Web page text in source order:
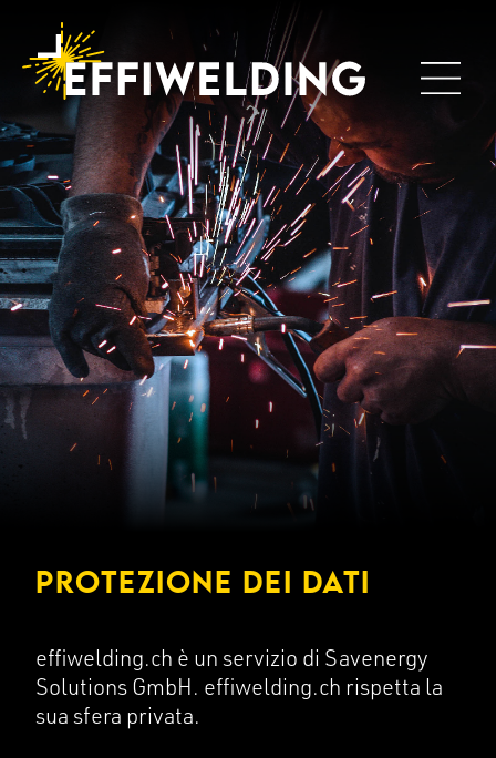
PROTEZIONE DEI DATI
effiwelding.ch è un servizio di Savenergy
Solutions GmbH. effiwelding.ch rispetta la
sua sfera privata.